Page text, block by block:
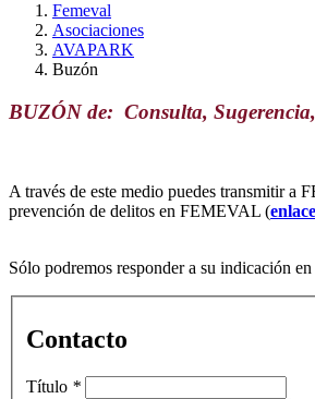
Femeval
Asociaciones
AVAPARK
Buzón
BUZÓN de: Consulta,
A través de este medio puedes transmitir
prevención de delitos en FEMEVAL (
Sólo podremos responder a su indicación
Contacto
Título *